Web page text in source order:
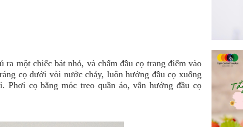
một chiếc bát nhỏ, và chấm đầu cọ trang điểm vào
cọ dưới vòi nước chảy, luôn hướng đầu cọ xuống
Phơi cọ bằng móc treo quần áo, vẫn hướng đầu cọ